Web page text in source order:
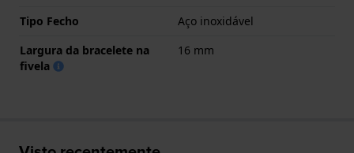
Tipo Fecho
Aço inoxidável
Largura da bracelete na
fivela
16 mm